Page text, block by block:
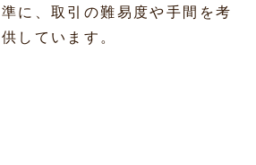
に、取引の難易度や手間を考
しています。